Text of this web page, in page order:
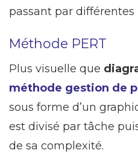
passant par différentes
Méthode PERT
Plus visuelle que
méthode gestion de
sous forme d’un
est divisé par tâche
de sa complexité.